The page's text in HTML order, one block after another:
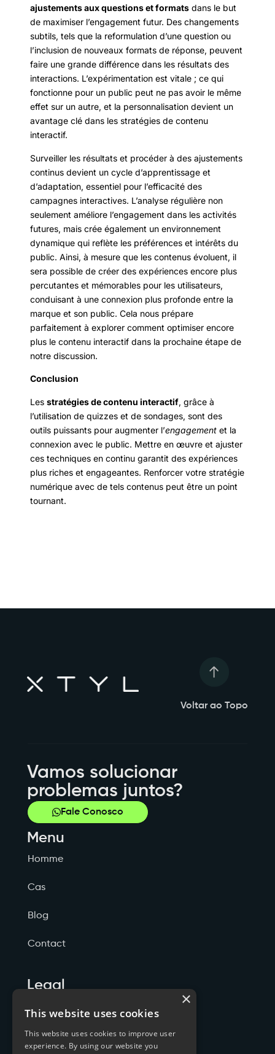
ajustements aux questions et formats dans le but
de maximiser l’engagement futur. Des changements
subtils, tels que la reformulation d’une question ou
l’inclusion de nouveaux formats de réponse, peuvent
faire une grande différence dans les résultats des
interactions. L’expérimentation est vitale ; ce qui
fonctionne pour un public peut ne pas avoir le même
effet sur un autre, et la personnalisation devient un
avantage clé dans les stratégies de contenu
interactif.
Surveiller les résultats et procéder à des ajustements
continus devient un cycle d’apprentissage et
d’adaptation, essentiel pour l’efficacité des
campagnes interactives. L’analyse régulière non
seulement améliore l’engagement dans les activités
futures, mais crée également un environnement
dynamique qui reflète les préférences et intérêts du
public. Ainsi, à mesure que les contenus évoluent, il
sera possible de créer des expériences encore plus
percutantes et mémorables pour les utilisateurs,
conduisant à une connexion plus profonde entre la
marque et son public. Cela nous prépare
parfaitement à explorer comment optimiser encore
plus le contenu interactif dans la prochaine étape de
notre discussion.
Conclusion
Les stratégies de contenu interactif, grâce à
l’utilisation de quizzes et de sondages, sont des
outils puissants pour augmenter l’engagement et la
connexion avec le public. Mettre en œuvre et ajuster
ces techniques en continu garantit des expériences
plus riches et engageantes. Renforcer votre stratégie
numérique avec de tels contenus peut être un point
tournant.
Voltar ao Topo
Vamos solucionar
problemas juntos?
Fale Conosco
Menu
Homme
Cas
Blog
Contact
Legal
Politicas de Privacidade
Termos de Serviço
×
This website uses cookies
This website uses cookies to improve user
experience. By using our website you